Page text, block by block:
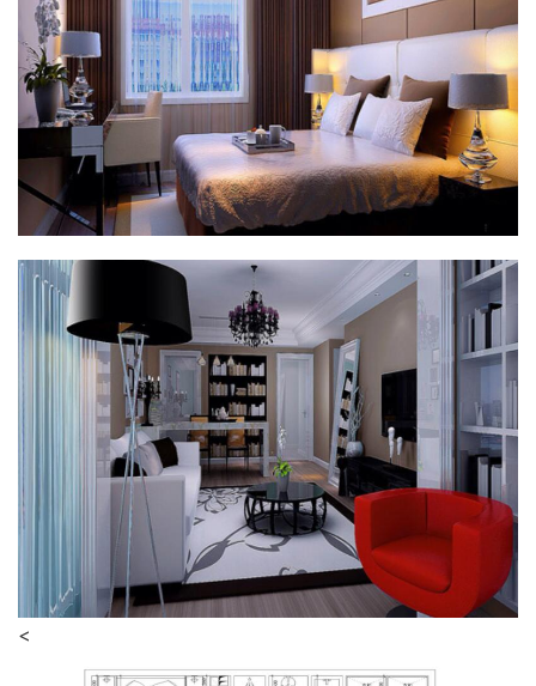
<